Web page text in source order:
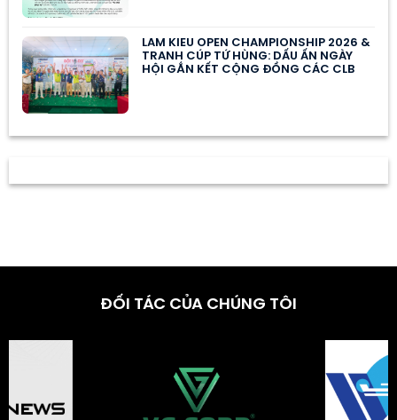
LAM KIEU OPEN CHAMPIONSHIP 2026 &
TRANH CÚP TỨ HÙNG: DẤU ẤN NGÀY
HỘI GẮN KẾT CỘNG ĐỒNG CÁC CLB
ĐỐI TÁC CỦA CHÚNG TÔI